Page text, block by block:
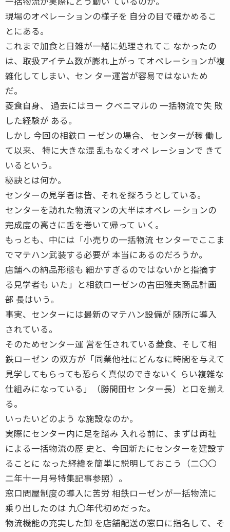
現場のオペレーションの様子を 自分の目で確かめるこ
とにある。
これまで加食と日雑が一緒に処理されてこ なかったの
は、取扱アイテム数が膨れ上がっ てオペレーションが複
雑化してしまい、セン ター運営が容易ではないため
だ。
菱食自身、 過去にはヨー クベニマルの 一括物流で失 敗
した経験が ある。
しかし 今回の相鉄ロ ーゼンの場合、 センターが稼 働し
て以来、 特に大きな混 乱もなくオペ レーションで きて
いるという。
秘訣とは何か。
センターの見学者は皆、それを探ろうとしている。
センターを訪れた物流マンの大半はオペレ ーションの
完成度の高さに舌を巻いて帰って いく。
もっとも、中には「小売りの一括物流 センターでここま
でマテハン武装する必要が 本当にあるのだろうか。
店舗への納品形態も 細かすぎるのではないかと指摘す
る見学者も いた」と相鉄ローゼンの吉田雅夫商品計画
部 長はいう。
事実、センターには最新のマテハン設備が 随所に導入
されている。
そのためセンター運 営を任されている菱食、そして相
鉄ローゼン の双方が「同業他社にどんなに時間を与えて
見学してもらっても恐らく真似のできないく らい複雑な
仕組みになっている」（勝間田セ ンター長）と口を揃え
る。
いったいどのよう な施設なのか。
実際にセンター内に足を踏み 入れる前に、まずは両社
による一括物流の歴 史と、今回新たにセンターを建設す
ることに なった経緯を簡単に説明しておこう（二〇〇
二年十一月号特集記事参照）。
窓口問屋制度の導入に苦労 相鉄ローゼンが一括物流に
乗り出したのは 九〇年代初めだった。
物流機能の充実した卸 を店舗配送の窓口に指名して、そ